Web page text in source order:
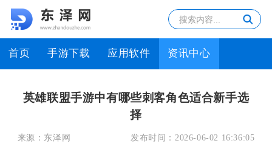
首页 手游下载 应用软件 资讯中心
英雄联盟手游中有哪些刺客角色适合新手选
择
来源： 东泽网 发布时间： 2026-06-02 16:36:05